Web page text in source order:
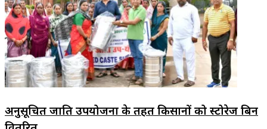
अनुसूचित जाति उपयोजना के तहत किसानों को स्टोरेज बिन